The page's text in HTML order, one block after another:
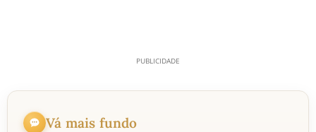
Vá mais fundo